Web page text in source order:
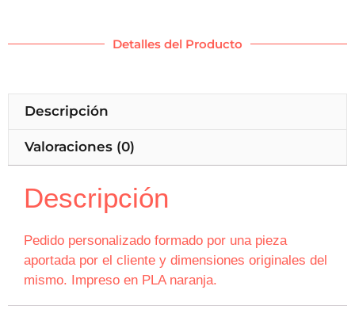
Detalles del Producto
Descripción
Valoraciones (0)
Descripción
Pedido personalizado formado por una pieza
aportada por el cliente y dimensiones originales del
mismo. Impreso en PLA naranja.